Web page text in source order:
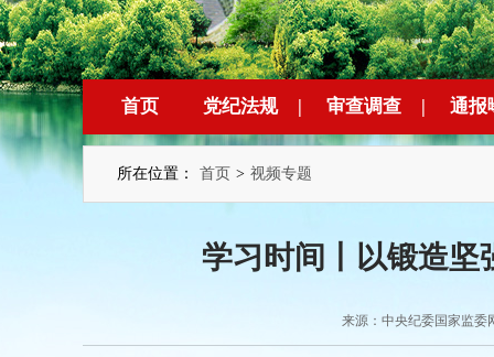
首页 党纪法规 | 审查调查 | 通报
所在位置： 首页 > 视频专题
学习时间丨以锻造坚
来源：中央纪委国家监